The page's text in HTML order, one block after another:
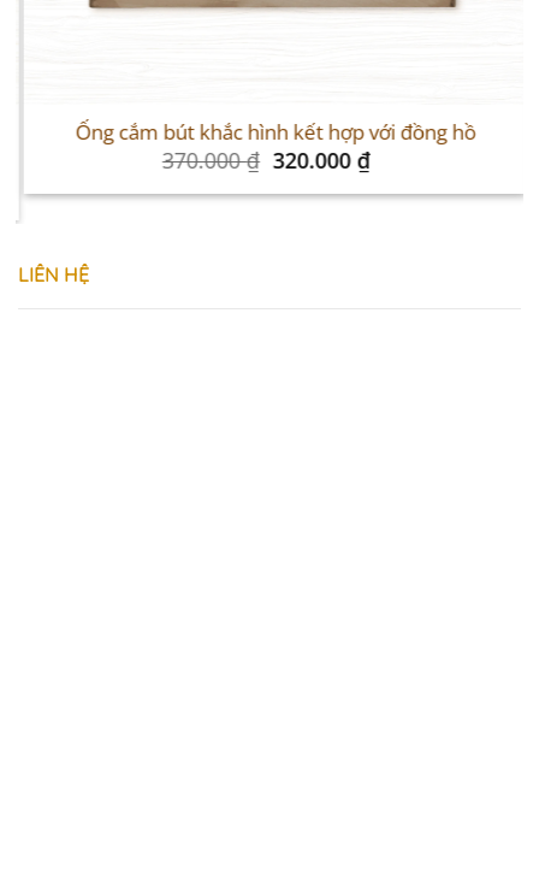
Ống cắm bút khắc hình kết hợp với đồng hồ
370.000₫ Original
was:
320.000₫Current
price
is:
LIÊN HỆ